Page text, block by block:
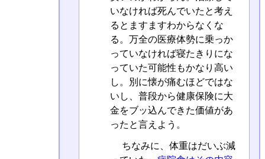
いなければ死んでいたと考え
るとますますわからなくな
る。万全の医療体勢に乗っか
っていなければ寝たきりにな
っていた可能性もかなり高い
し。別に懐が痛むほどではな
いし、普段から健康保険に大
金をブッ込んできた価値があ
ったと言えよう。
ちなみに、体重はだいぶ減